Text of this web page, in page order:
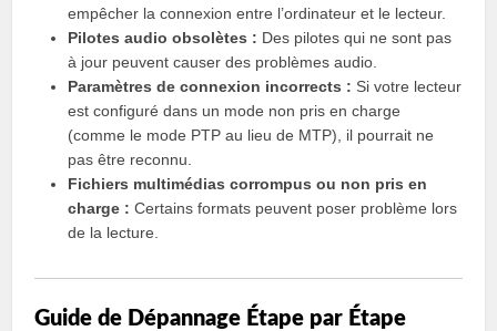
empêcher la connexion entre l’ordinateur et le lecteur.
Pilotes audio obsolètes : Des pilotes qui ne sont pas
à jour peuvent causer des problèmes audio.
Paramètres de connexion incorrects : Si votre lecteur
est configuré dans un mode non pris en charge
(comme le mode PTP au lieu de MTP), il pourrait ne
pas être reconnu.
Fichiers multimédias corrompus ou non pris en
charge : Certains formats peuvent poser problème lors
de la lecture.
Guide de Dépannage Étape par Étape